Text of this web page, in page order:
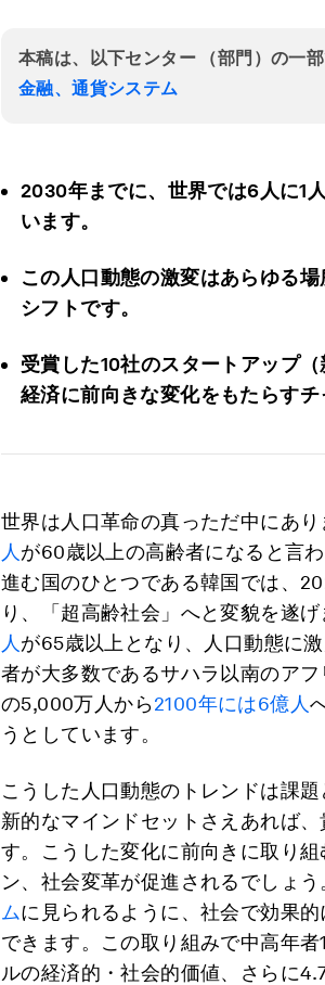
本稿は、以下センター （部門）の一部
金融、通貨システム
2030年までに、世界では6人に1
います。
この人口動態の激変はあらゆる
シフトです。
受賞した10社のスタートアップ
経済に前向きな変化をもたらすチ
世界は人口革命の真っただ中にあ
人 が60歳以上の高齢者になると言
進む国のひとつである韓国では、
り、「超高齢社会」へと変貌を遂
人 が65歳以上となり、人口動態に
者が大多数であるサハラ以南のア
の5,000万人から2100年には6億人
うとしています。
こうした人口動態のトレンドは課
新的なマインドセットさえあれば
す。こうした変化に前向きに取り
ン、社会変革が促進されるでしょう
ムに見られるように、社会で効果
できます。この取り組みで中高年
ルの経済的・社会的価値、さらに